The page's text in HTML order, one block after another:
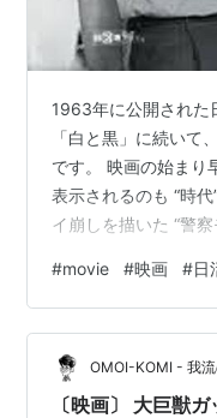
1963年に公開された
「白と黒」に続いて
です。 映画の始まり
表示されるのも “時
イ崩しを描いた “警
ね。 取り調べや格闘
ですが、そのあたり
ったころの証左のよ
Amazon
#movie #映画 #日
OMOI-KOMI - 我
〔映画〕 大巨獣